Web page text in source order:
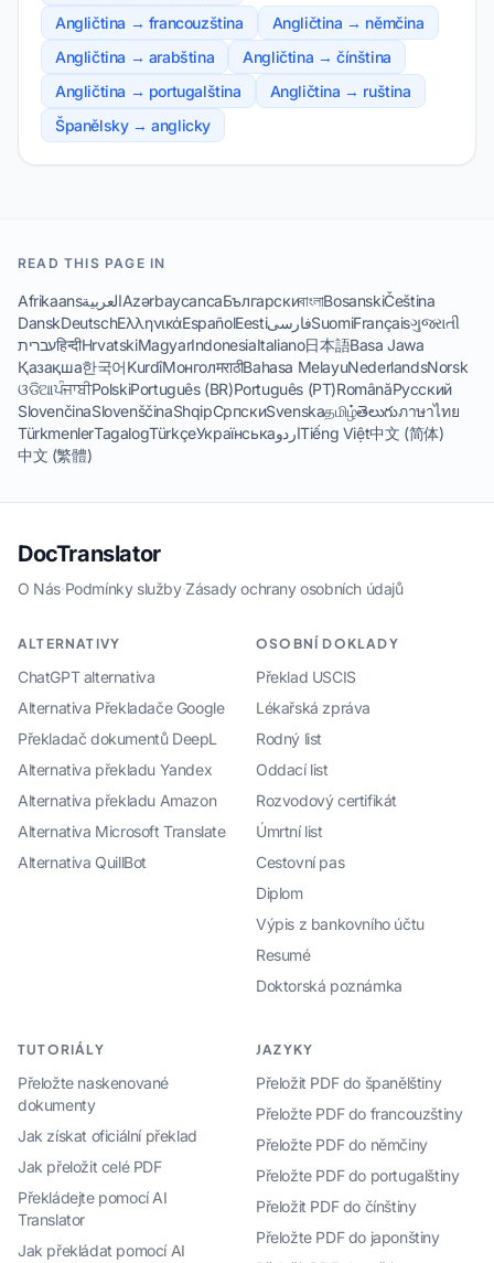
Angličtina → francouzština
Angličtina → němčina
Angličtina → arabština
Angličtina → čínština
Angličtina → portugalština
Angličtina → ruština
Španělsky → anglicky
READ THIS PAGE IN
AfrikaansالعربيةAzərbaycancaБългарскиবাংলাBosanskiČeština
DanskDeutschΕλληνικάEspañolEestiفارسیSuomiFrançaisગુજરાતી
עבריתहिन्दीHrvatskiMagyarIndonesiaItaliano日本語Basa Jawa
Қазақша한국어KurdîМонголमराठीBahasa MelayuNederlandsNorsk
ଓଡିଆਪੰਜਾਬੀPolskiPortuguês (BR)Português (PT)RomânăРусский
SlovenčinaSlovenščinaShqipСрпскиSvenskaதமிழ்తెలుగుภาษาไทย
TürkmenlerTagalogTürkçeУкраїнськаاردوTiếng Việt中文 (简体)
中文 (繁體)
DocTranslator
O Nás·Podmínky služby·Zásady ochrany osobních údajů
ALTERNATIVY
ChatGPT alternativa
Alternativa Překladače Google
Překladač dokumentů DeepL
Alternativa překladu Yandex
Alternativa překladu Amazon
Alternativa Microsoft Translate
Alternativa QuillBot
OSOBNÍ DOKLADY
Překlad USCIS
Lékařská zpráva
Rodný list
Oddací list
Rozvodový certifikát
Úmrtní list
Cestovní pas
Diplom
Výpis z bankovního účtu
Resumé
Doktorská poznámka
TUTORIÁLY
Přeložte naskenované
dokumenty
Jak získat oficiální překlad
Jak přeložit celé PDF
Překládejte pomocí AI
Translator
Jak překládat pomocí AI
JAZYKY
Přeložit PDF do španělštiny
Přeložte PDF do francouzštiny
Přeložte PDF do němčiny
Přeložte PDF do portugalštiny
Přeložit PDF do čínštiny
Přeložte PDF do japonštiny